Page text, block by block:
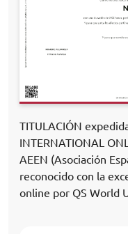
TITULACIÓN
INTERNATIONAL
AEEN (Asociación
reconocido con la
online por QS World